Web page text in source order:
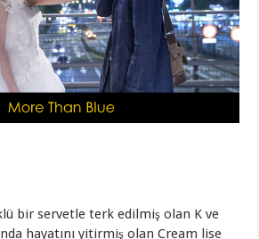
bir servetle terk edilmiş olan K ve
hayatını yitirmiş olan Cream lise